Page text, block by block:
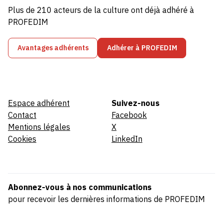
Plus de 210 acteurs de la culture ont déjà adhéré à
PROFEDIM
Avantages adhérents Adhérer à PROFEDIM
Espace adhérent
Contact
Mentions légales
Cookies
Suivez-nous
Facebook
X
LinkedIn
Abonnez-vous à nos communications
pour recevoir les dernières informations de PROFEDIM